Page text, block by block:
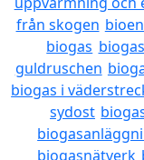
från skogen
biogas
guldruschen
biogas i
sydost
biogasnätverk